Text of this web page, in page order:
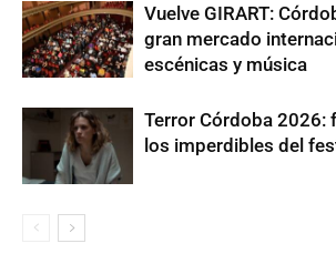
Vuelve GIRART:
gran mercado
escénicas y música
Terror Córdoba 2026:
los imperdibles del